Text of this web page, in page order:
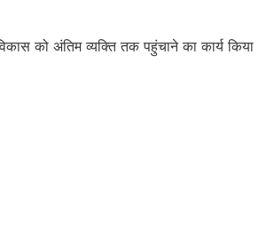
को अंतिम व्यक्ति तक पहुंचाने का कार्य किया